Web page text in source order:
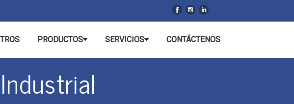
PRODUCTOS SERVICIOS CONTÁCTENOS